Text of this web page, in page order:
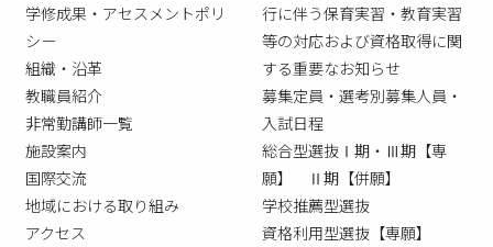
学修成果・アセスメントポリ
シー
組織・沿革
教職員紹介
非常勤講師一覧
施設案内
国際交流
地域における取り組み
アクセス
行に伴う保育実習・教育実習
等の対応および資格取得に関
する重要なお知らせ
募集定員・選考別募集人員・
入試日程
総合型選抜Ⅰ期・Ⅲ期【専
願】 Ⅱ期【併願】
学校推薦型選抜
資格利用型選抜【専願】